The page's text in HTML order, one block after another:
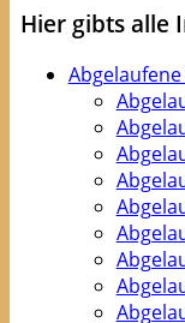
Hier gibts alle